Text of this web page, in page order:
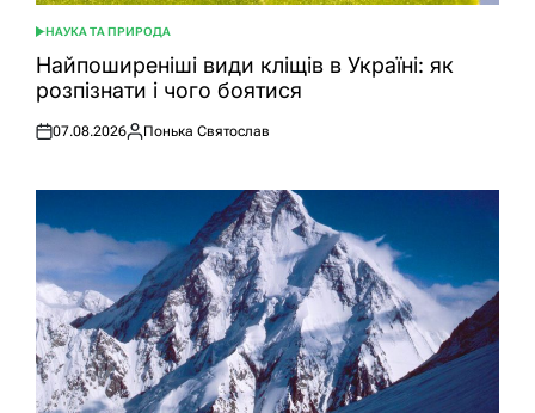
ОПУБЛІКУВАТИ
У
НАУКА ТА ПРИРОДА
Найпоширеніші види кліщів в Україні: як
розпізнати і чого боятися
Оприлюднено
07.08.2026
Опубліковано
Понька Святослав